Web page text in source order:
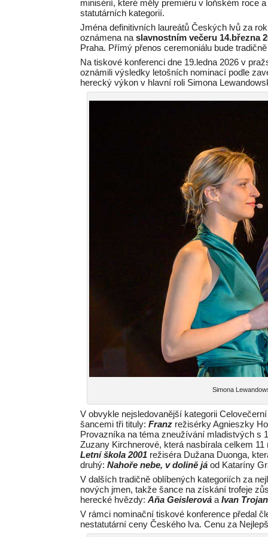
minisérií, které měly premiéru v loňském roce
statutárních kategorií.
Jména definitivních laureátů Českých lvů za
oznámena naslavnostním večeru 14.března
Praha. Přímý přenos ceremoniálu bude
Na tiskové konferenci dne 19.ledna 2026 v
oznámili výsledky letošních nominací podle
herecký výkon v hlavní roli Simona
Simona
V obvykle nejsledovanější kategorii
šancemi tři tituly:Franz režisérky Agnieszky
Provazníka na téma zneužívání mladistvých s
Zuzany Kirchnerové, která nasbírala celkem
Letní škola 2001 režiséra Dužana Duonga,
druhý:Nahoře nebe, v dolině jáod Kataríny
V dalších tradičně oblíbených kategoriích za
nových jmen, takže šance na získání trofeje
herecké hvězdy:Aňa Geislerová aIvan Trojan
V rámci nominační tiskové konference předal
nestatutární ceny Českého lva. Cenu za